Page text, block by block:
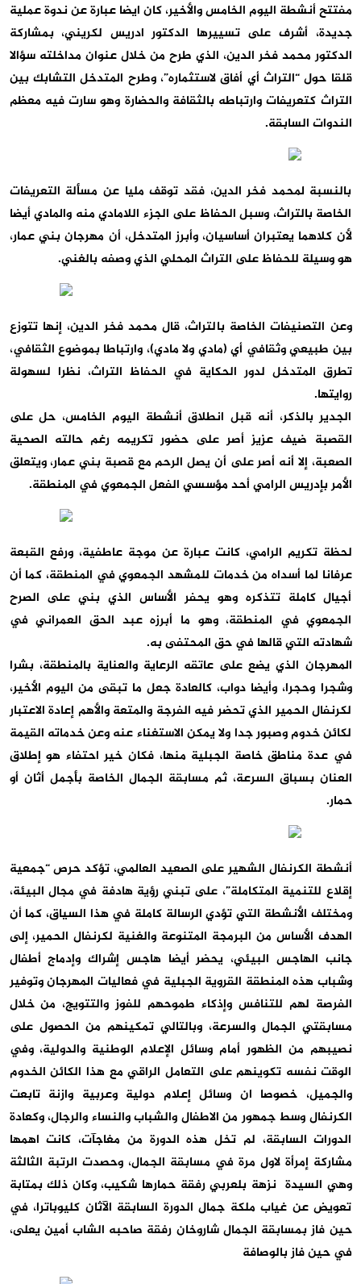
مفتتح أنشطة اليوم الخامس والأخير، كان ايضا عبارة عن ندوة عملية
جديدة، أشرف على تسييرها الدكتور ادريس لكريني، بمشاركة
الدكتور محمد فخر الدين، الذي طرح من خلال عنوان مداخلته سؤالا
قلقا حول “التراث أي أفاق لاستثماره”، وطرح المتدخل التشابك بين
التراث كتعريفات وارتباطه بالثقافة والحضارة وهو سارت فيه معظم
الندوات السابقة.
بالنسبة لمحمد فخر الدين، فقد توقف مليا عن مسألة التعريفات
الخاصة بالتراث، وسبل الحفاظ على الجزء اللامادي منه والمادي أيضا
لأن كلاهما يعتبران أساسيان، وأبرز المتدخل، أن مهرجان بني عمار،
هو وسيلة للحفاظ على التراث المحلي الذي وصفه بالغني.
وعن التصنيفات الخاصة بالتراث، قال محمد فخر الدين، إنها تتوزع
بين طبيعي وثقافي أي (مادي ولا مادي)، وارتباطا بموضوع الثقافي،
تطرق المتدخل لدور الحكاية في الحفاظ التراث، نظرا لسهولة
روايتها.
الجدير بالذكر، أنه قبل انطلاق أنشطة اليوم الخامس، حل على
القصبة ضيف عزيز أصر على حضور تكريمه رغم حالته الصحية
الصعبة، إلا أنه أصر على أن يصل الرحم مع قصبة بني عمار، ويتعلق
الأمر بإدريس الرامي أحد مؤسسي الفعل الجمعوي في المنطقة.
لحظة تكريم الرامي، كانت عبارة عن موجة عاطفية، ورفع القبعة
عرفانا لما أسداه من خدمات للمشهد الجمعوي في المنطقة، كما أن
أجيال كاملة تتذكره وهو يحفر الأساس الذي بني على الصرح
الجمعوي في المنطقة، وهو ما أبرزه عبد الحق العمراني في
شهادته التي قالها في حق المحتفى به.
المهرجان الذي يضع على عاتقه الرعاية والعناية بالمنطقة، بشرا
وشجرا وحجرا، وأيضا دواب، كالعادة جعل ما تبقى من اليوم الأخير،
لكرنفال الحمير الذي تحضر فيه الفرجة والمتعة والأهم إعادة الاعتبار
لكائن خدوم وصبور جدا ولا يمكن الاستغناء عنه وعن خدماته القيمة
في عدة مناطق خاصة الجبلية منها، فكان خير احتفاء هو إطلاق
العنان بسباق السرعة، ثم مسابقة الجمال الخاصة بأجمل أثان أو
حمار.
أنشطة الكرنفال الشهير على الصعيد العالمي، تؤكد حرص “جمعية
إقلاع للتنمية المتكاملة”، على تبني رؤية هادفة في مجال البيئة،
ومختلف الأنشطة التي تؤدي الرسالة كاملة في هذا السياق، كما أن
الهدف الأساس من البرمجة المتنوعة والغنية لكرنفال الحمير، إلى
جانب الهاجس البيئي، يحضر أيضا هاجس إشراك وإدماج أطفال
وشباب هذه المنطقة القروية الجبلية في فعاليات المهرجان وتوفير
الفرصة لهم للتنافس وإذكاء طموحهم للفوز والتتويج، من خلال
مسابقتي الجمال والسرعة، وبالتالي تمكينهم من الحصول على
نصيبهم من الظهور أمام وسائل الإعلام الوطنية والدولية، وفي
الوقت نفسه تكوينهم على التعامل الراقي مع هذا الكائن الخدوم
والجميل، خصوصا ان وسائل إعلام دولية وعربية وازنة تابعت
الكرنفال وسط جمهور من الاطفال والشباب والنساء والرجال، وكعادة
الدورات السابقة، لم تخل هذه الدورة من مغاجآت، كانت اهمها
مشاركة إمرأة لاول مرة في مسابقة الجمال، وحصدت الرتبة الثالثة
وهي السيدة نزهة بلعربي رفقة حمارها شكيب، وكان ذلك بمتابة
تعويض عن غياب ملكة جمال الدورة السابقة الآثان كليوباترا، في
حين فاز بمسابقة الجمال شاروخان رفقة صاحبه الشاب أمين يعلى،
في حين فاز بالوصافة